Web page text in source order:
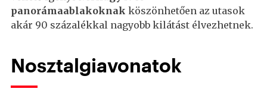
panorámaablakoknak köszönhetően az utasok
akár 90 százalékkal nagyobb kilátást élvezhetnek.
Nosztalgiavonatok